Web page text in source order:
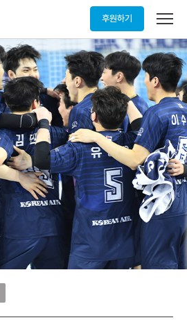
후원하기
메
열
기